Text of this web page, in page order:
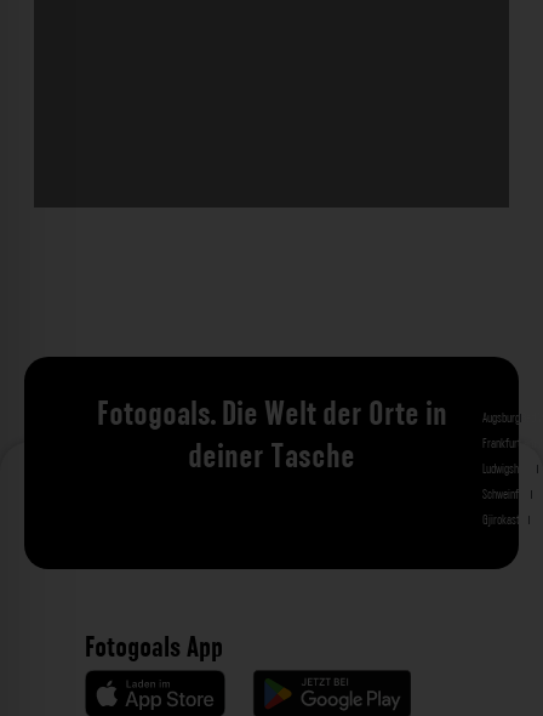
Fotogoals. Die Welt der Orte in
deiner Tasche
Augsburg
Frankfurt am
Ludwigshafen
Schweinfurt
Gjirokastra
Fotogoals App